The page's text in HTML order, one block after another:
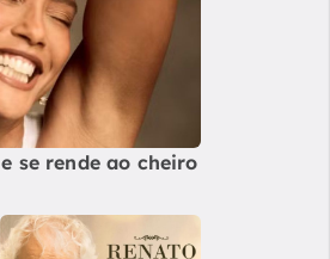
se rende ao cheiro